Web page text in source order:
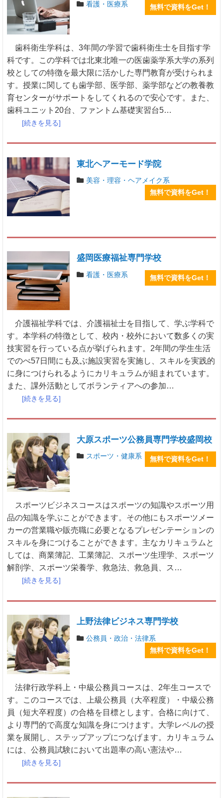
看護・医療系 無料で資料をGet！
歯科衛生学科は、3年間の学習で歯科衛生士を目指す学
科です。この学科では北東北唯一の医歯薬学系大学の系列
校としての特徴を最大限に活かした専門教育が受けられま
す。授業に関しても歯学部、医学部、薬学部などの教養教
育センターがサポートをしてくれるので安心です。また、
歯科ユニット20台、ファントム基礎実習台5…
[続きを見る]
東北ヘアーモード学院
美容・理容・ヘアメイク系
無料で資料をGet！
盛岡医療福祉専門学校
看護・医療系 無料で資料をGet！
介護福祉学科では、介護福祉士を目指して、学ぶ学科で
す。本学科の特徴として、校内・校外において数多くの実
技実習を行っている点が挙げられます。2年間の学生生活
でのべ57日間にも及ぶ施設実習を実施し、スキルを実践的
に身につけられるようにカリキュラムが組まれています。
また、課外活動としてボランティアへの参加…
[続きを見る]
大原スポーツ公務員専門学校盛岡校
スポーツ・健康系 無料で資料をGet！
スポーツビジネスコースはスポーツの知識やスポーツ用
品の知識を学ぶことができます。その他にもスポーツメー
カーの営業職や販売職に必要となるプレゼンテーションの
スキルを身につけることができます。主なカリキュラムと
しては、商業簿記、工業簿記、スポーツ生理学、スポーツ
解剖学、スポーツ栄養学、救急法、救急員、ス…
[続きを見る]
上野法律ビジネス専門学校
公務員・政治・法律系
無料で資料をGet！
法律行政学科上・中級公務員コースは、2年生コースで
す。このコースでは、上級公務員（大卒程度）・中級公務
員（短大卒程度）の合格を目標とします。合格に向けて、
より専門的で高度な知識を身につけます。大学レベルの授
業を展開し、ステップアップにつなげます。カリキュラム
には、公務員試験において出題率の高い憲法や…
[続きを見る]